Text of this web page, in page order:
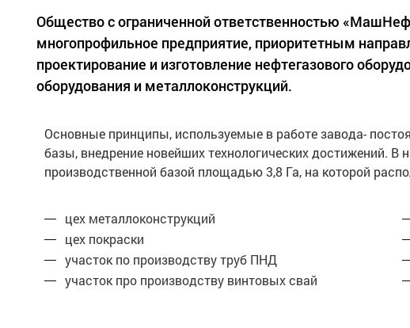
Общество с ограниченной ответственностью
многопрофильное предприятие, приоритетным
проектирование и изготовление нефтегазового
оборудования и металлоконструкций.
Основные принципы, используемые в работе завода-
базы, внедрение новейших технологических достижений. В
производственной базой площадью 3,8 Га, на которой
цех металлоконструкций
цех покраски
участок по производству труб ПНД
участок про производству винтовых свай